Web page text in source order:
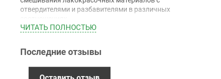
Приватбанк
Гарантия
отвердителями и разбавителями в различных
Производятся на современном промышленном
следов масла, точностью и стойкостью нанесенной
графической информации.
ЧИТАТЬ ПОЛНОСТЬЮ
Последние отзывы